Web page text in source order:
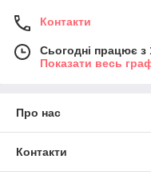
Контакти
Сьогодні працює з
Показати весь
Про нас
Контакти